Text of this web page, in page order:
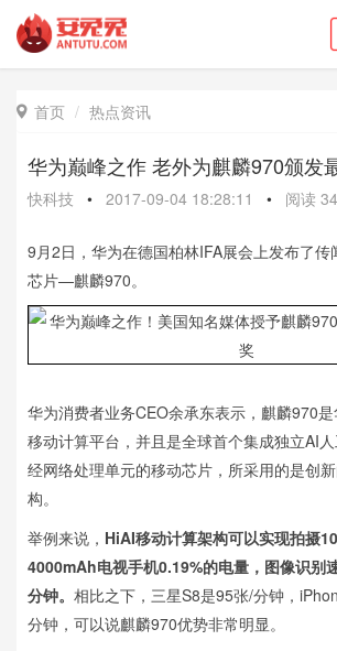
 首页 热点资讯
华为巅峰之作 老外为麒麟970颁发
快科技 • 2017-09-04 18:28:11 • 阅读
9月2日，华为在德国柏林IFA展会上发布了传
芯片—麒麟970。
华为消费者业务CEO余承东表示，麒麟970
移动计算平台，并且是全球首个集成独立AI
经网络处理单元的移动芯片，所采用的是创
构。
举例来说， HiAI移动计算架构可以实现拍摄
4000mAh电视手机0.19%的电量，图像识别
分钟。 相比之下，三星S8是95张/分钟，
分钟，可以说麒麟970优势非常明显。